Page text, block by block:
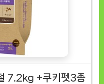
7.2kg +쿠키펫3종